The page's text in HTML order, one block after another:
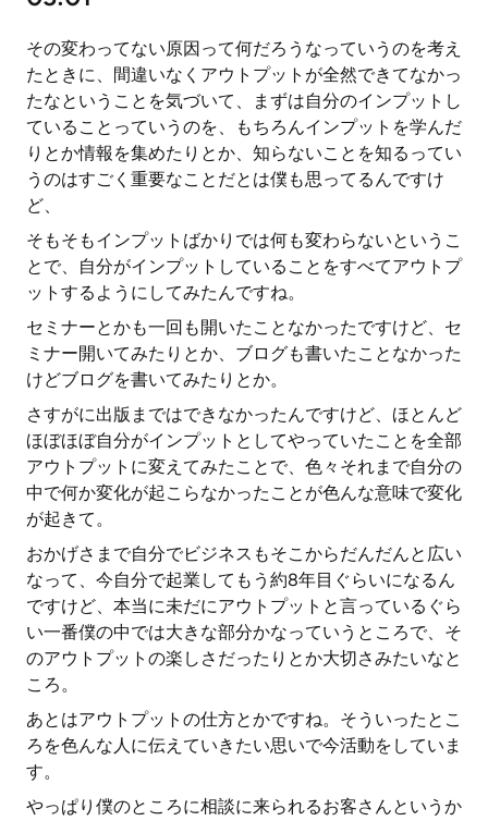
その変わってない原因って何だろうなっていうのを考え
たときに、間違いなくアウトプットが全然できてなかっ
たなということを気づいて、まずは自分のインプットし
ていることっていうのを、もちろんインプットを学んだ
りとか情報を集めたりとか、知らないことを知るってい
うのはすごく重要なことだとは僕も思ってるんですけ
ど、
そもそもインプットばかりでは何も変わらないというこ
とで、自分がインプットしていることをすべてアウトプ
ットするようにしてみたんですね。
セミナーとかも一回も開いたことなかったですけど、セ
ミナー開いてみたりとか、ブログも書いたことなかった
けどブログを書いてみたりとか。
さすがに出版まではできなかったんですけど、ほとんど
ほぼほぼ自分がインプットとしてやっていたことを全部
アウトプットに変えてみたことで、色々それまで自分の
中で何か変化が起こらなかったことが色んな意味で変化
が起きて。
おかげさまで自分でビジネスもそこからだんだんと広い
なって、今自分で起業してもう約8年目ぐらいになるん
ですけど、本当に未だにアウトプットと言っているぐら
い一番僕の中では大きな部分かなっていうところで、そ
のアウトプットの楽しさだったりとか大切さみたいなと
ころ。
あとはアウトプットの仕方とかですね。そういったとこ
ろを色んな人に伝えていきたい思いで今活動をしていま
す。
やっぱり僕のところに相談に来られるお客さんというか